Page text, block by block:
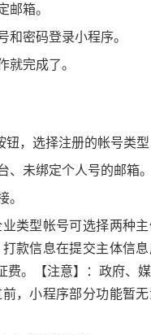
箱。
密码登录小程序。
完成了。
，选择注册的帐号类型
未绑定个人号的邮箱。
类型帐号可选择两种
款信息在提交主体信
。【注意】：政府、
，小程序部分功能暂